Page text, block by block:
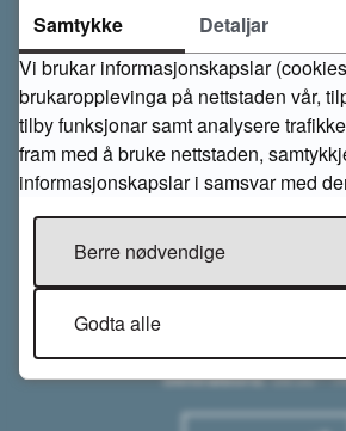
Åseral kommune
Gardsvegen 68
4540 Åseral
Tlf. 38 28 58 00
Send sikker post til
Org.nr: 964 966 842 (sjekk ut
Konto nr: 3148 07
Rådhuset:07:30 -
Sentralbord:09:00 -
Samtykke Detaljar
Vi brukar informasjonskapslar
brukaropplevinga på nettstaden vår,
tilby funksjonar samt analysere
fram med å bruke nettstaden,
informasjonskapslar i samsvar med
Berre nødvendige
Godta alle